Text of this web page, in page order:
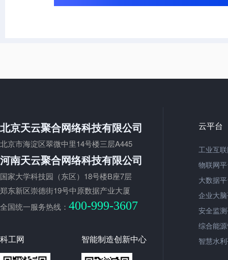
北京天云聚合网络科技有限公司
北京市海淀区翠微中里14号楼三层A445
河南天云聚合网络科技有限公司
国家大学科技园（东区）18号楼B座7层
郑东新区崇德街19号中原数据产业大厦
全国统一服务热线： 400-999-3607
科工网 智能制造创新中心
云平台
工业互
物联网
大数据
企业大
安全监
综合能
智慧水